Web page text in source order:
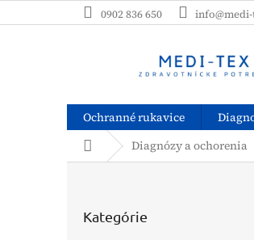
na
0902 836 650
Ochranné rukavice
DomovDiagnózy a ochorenia
kategórie
Kategórie